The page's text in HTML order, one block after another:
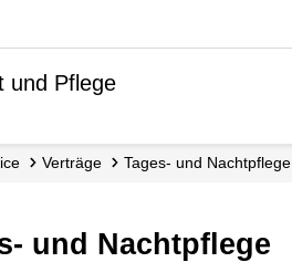
und Pflege
Verträge Tages- und Nachtpflege
und Nachtpflege